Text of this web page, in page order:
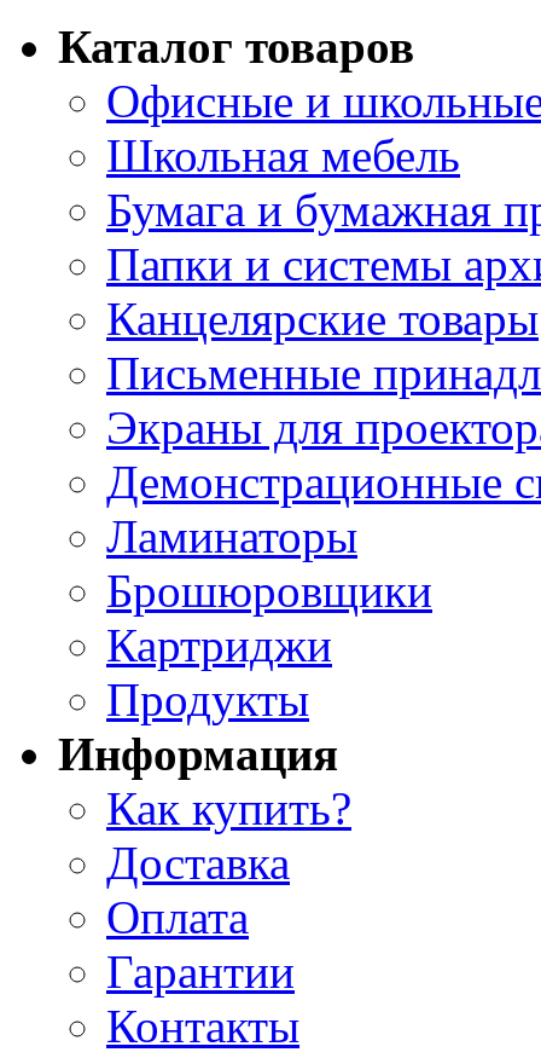
Каталог товаров
Офисные и
Школьная мебель
Бумага и бумажная
Папки и системы
Канцелярские товары
Письменные
Экраны для
Демонстрационные
Ламинаторы
Брошюровщики
Картриджи
Продукты
Информация
Как купить?
Доставка
Оплата
Гарантии
Контакты